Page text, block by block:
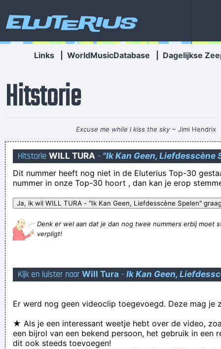
Eluterius
Links WorldMusicDatabase Dagelijkse
Hitstorie
Excuse me while I kiss the sky ~ Jimi Hendrix
Je zus roept... alle kleine kinderen
dus bleef het witte goedje gewoon liggen. Maar ach, dat
maakt de soap alleen maar charmanter, toch?
Tett´n! Tett´n! Tett´n!
wie de lat hoog legt springt er onderdoor
uit te schrijven.
IK HAAT HET ALS DE STEMMETJES IN MIJN HOOFD STIL
ZIJN... WIE WEET WAT DIE IDIOTEN NU WEER AAN HET
PLANNEN ZIJN!
Hitstorie WILL TURA - "Ik Kan Geen, Liefdesscène
Dit nummer heeft nog niet in de Eluterius Top-30
nummer in onze Top-30 hoort , dan kan je erop
Denk er wel aan dat je dan nog twee nummers erbij moet
verpligt!
Kijk en luister naar Will Tura - Ik Kan Geen,
Er werd nog geen videoclip toegevoegd. Deze mag je
★ Als je een interessant weetje hebt over de video,
een bijrol van een bekend persoon, het gebruik in een
dit ook steeds toevoegen!